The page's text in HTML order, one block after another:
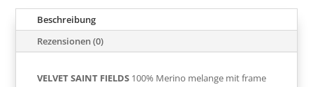
Beschreibung
Rezensionen (0)
VELVET SAINT FIELDS 100% Merino melange mit frame